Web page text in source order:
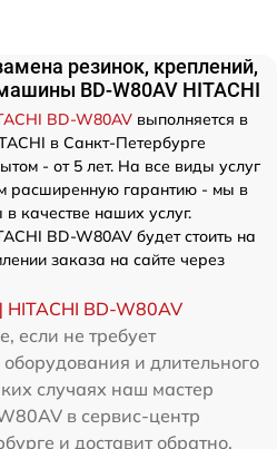
резинок, креплений,
BD-W80AV HITACHI
BD-W80AV выполняется в
в Санкт-Петербурге
- от 5 лет. На все виды услуг
расширенную гарантию - мы в
качестве наших услуг.
BD-W80AV будет стоить на
заказа на сайте через
BD-W80AV
если не требует
и длительного
случаях наш мастер
в сервис-центр
и доставит обратно.